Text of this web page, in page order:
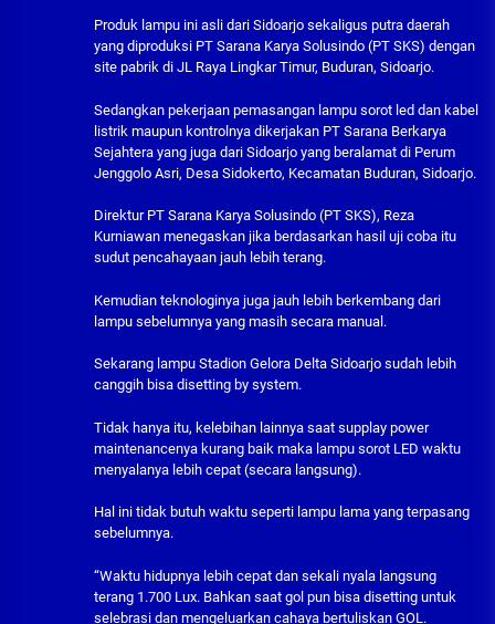
Produk lampu ini asli dari Sidoarjo sekaligus putra daerah
yang diproduksi PT Sarana Karya Solusindo (PT SKS) dengan
site pabrik di JL Raya Lingkar Timur, Buduran, Sidoarjo.
Sedangkan pekerjaan pemasangan lampu sorot led dan kabel
listrik maupun kontrolnya dikerjakan PT Sarana Berkarya
Sejahtera yang juga dari Sidoarjo yang beralamat di Perum
Jenggolo Asri, Desa Sidokerto, Kecamatan Buduran, Sidoarjo.
Direktur PT Sarana Karya Solusindo (PT SKS), Reza
Kurniawan menegaskan jika berdasarkan hasil uji coba itu
sudut pencahayaan jauh lebih terang.
Kemudian teknologinya juga jauh lebih berkembang dari
lampu sebelumnya yang masih secara manual.
Sekarang lampu Stadion Gelora Delta Sidoarjo sudah lebih
canggih bisa disetting by system.
Tidak hanya itu, kelebihan lainnya saat supplay power
maintenancenya kurang baik maka lampu sorot LED waktu
menyalanya lebih cepat (secara langsung).
Hal ini tidak butuh waktu seperti lampu lama yang terpasang
sebelumnya.
“Waktu hidupnya lebih cepat dan sekali nyala langsung
terang 1.700 Lux. Bahkan saat gol pun bisa disetting untuk
selebrasi dan mengeluarkan cahaya bertuliskan GOL.